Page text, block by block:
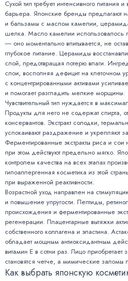
Сухой тип требует интенсивного питания
барьера. Японские бренды предлагают
и бальзамы с маслом камелии,
шелка. Масло камелии использовалось
― оно моментально впитывается, не
глубокое питание. Церамиды
слой, предотвращая потерю влаги.
слои, восполняя дефицит на клеточном
с концентрированными активами
и помогает разгладить мелкие морщины.
Чувствительный тип нуждается в
Продукты для него не содержат спирта,
консервантов. Экстракт солодки,
успокаивают раздражение и укрепляют
Ферментированные экстракты риса и сои
при этом действуют предельно мягко.
контролем качества на всех этапах
гипоаллергенная косметика из этой
при выраженной реактивности.
Возрастной уход направлен на
и повышение упругости. Пептиды,
происхождения и ферментированные
регенерации. Плацентарные вытяжки
собственного коллагена и эластина.
обладает мощным антиоксидантным
витамин Е в сотни раз. Лицо приобретает
становятся четче, а мимические заломы
Как выбрать японскую